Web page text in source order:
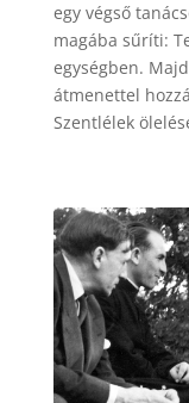
egy végső
magába sűríti:
egységben.
átmenettel
Szentlélek